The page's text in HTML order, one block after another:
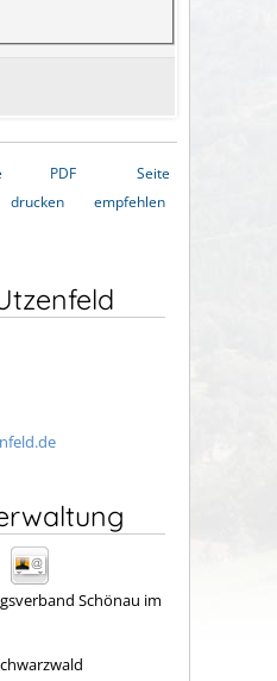
PDF
drucken
Seite
empfehlen
Schönau im